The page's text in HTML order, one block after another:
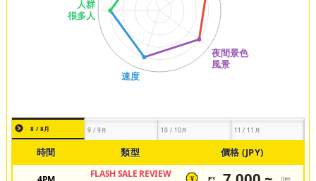
8 / 8月 9 / 9月 10 / 10月 11 / 11月
時間 類型 價格 (JPY)
FLASH SALE REVIEW
¥ JPY /pax